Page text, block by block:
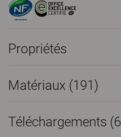
Propriétés
Matériaux (191)
Téléchargements (6